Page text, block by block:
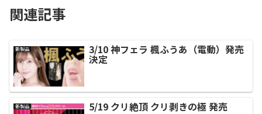
関連記事
新製品 3/10 神フェラ 楓ふうあ（電動）発売
決定
新製品 5/19 クリ絶頂 クリ剥きの極 発売